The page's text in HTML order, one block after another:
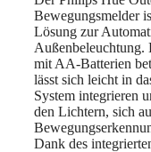
Bewegungsmelder
Lösung zur
Außenbeleuchtung.
mit AA-Batterien
lässt sich leicht in
System integrieren
den Lichtern, sich
Dank des